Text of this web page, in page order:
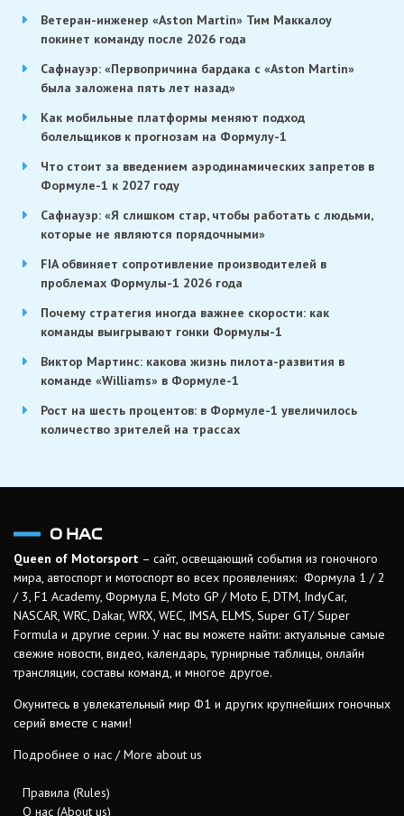
Ветеран-инженер «Aston Martin» Тим Маккалоу
покинет команду после 2026 года
Сафнауэр: «Первопричина бардака с «Aston Martin»
была заложена пять лет назад»
Как мобильные платформы меняют подход
болельщиков к прогнозам на Формулу-1
Что стоит за введением аэродинамических запретов в
Формуле-1 к 2027 году
Сафнауэр: «Я слишком стар, чтобы работать с людьми,
которые не являются порядочными»
FIA обвиняет сопротивление производителей в
проблемах Формулы-1 2026 года
Почему стратегия иногда важнее скорости: как
команды выигрывают гонки Формулы-1
Виктор Мартинс: какова жизнь пилота-развития в
команде «Williams» в Формуле-1
Рост на шесть процентов: в Формуле-1 увеличилось
количество зрителей на трассах
О НАС
Queen of Motorsport – сайт, освещающий события из гоночного
мира, автоспорт и мотоспорт во всех проявлениях: Формула 1 / 2
/ 3, F1 Academy, Формула Е, Moto GP / Moto E, DTM, IndyCar,
NASCAR, WRC, Dakar, WRX, WEC, IMSA, ELMS, Super GT/ Super
Formula и другие серии. У нас вы можете найти: актуальные самые
свежие новости, видео, календарь, турнирные таблицы, онлайн
трансляции, составы команд, и многое другое.
Окунитесь в увлекательный мир Ф1 и других крупнейших гоночных
серий вместе с нами!
Подробнее о нас / More about us
Правила (Rules)
О нас (About us)